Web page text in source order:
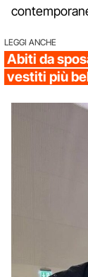
LEGGI ANCHE
Abiti da
vestiti più